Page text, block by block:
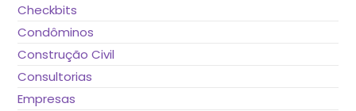
Checkbits
Condôminos
Construção Civil
Consultorias
Empresas